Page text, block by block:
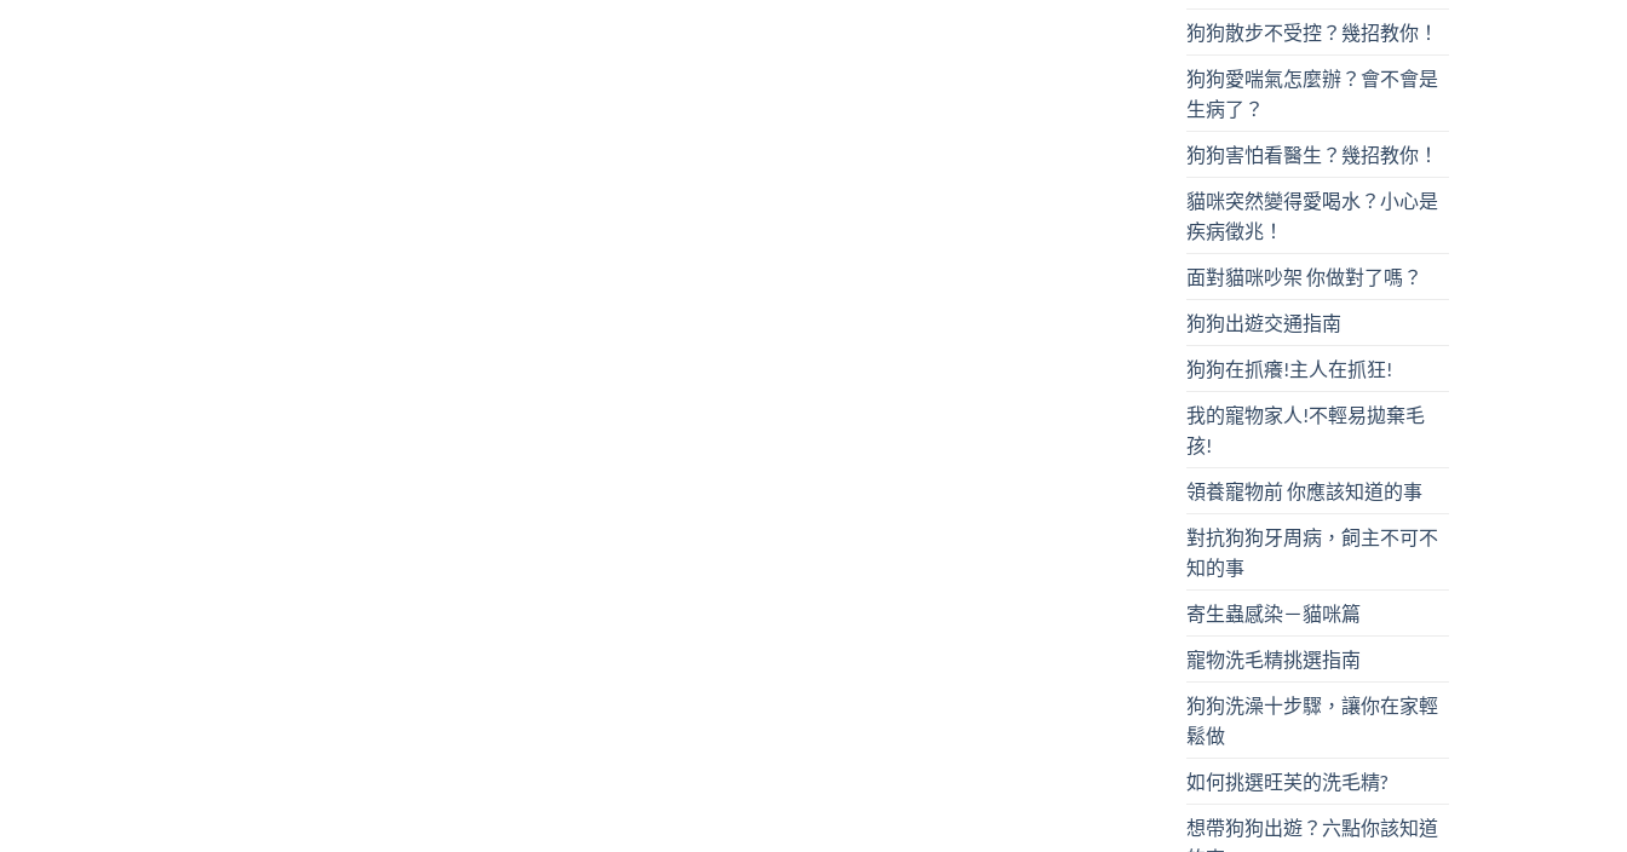
狗狗散步不受控？幾招教你！
狗狗愛喘氣怎麼辦？會不會是
生病了？
狗狗害怕看醫生？幾招教你！
貓咪突然變得愛喝水？小心是
疾病徵兆！
面對貓咪吵架 你做對了嗎？
狗狗出遊交通指南
狗狗在抓癢!主人在抓狂!
我的寵物家人!不輕易拋棄毛
孩!
領養寵物前 你應該知道的事
對抗狗狗牙周病，飼主不可不
知的事
寄生蟲感染－貓咪篇
寵物洗毛精挑選指南
狗狗洗澡十步驟，讓你在家輕
鬆做
如何挑選旺芙的洗毛精?
想帶狗狗出遊？六點你該知道